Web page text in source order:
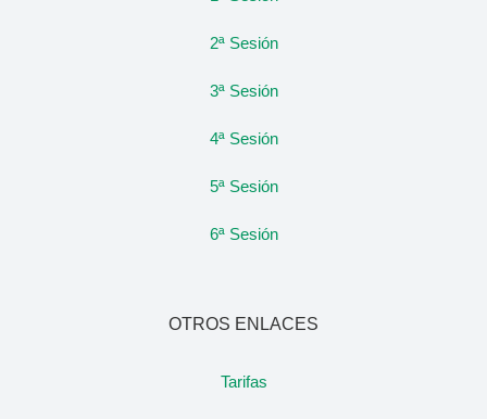
2ª Sesión
3ª Sesión
4ª Sesión
5ª Sesión
6ª Sesión
OTROS ENLACES
Tarifas